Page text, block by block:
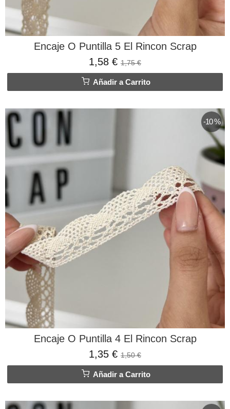
Encaje O Puntilla 5 El Rincon Scrap
1,58 € 1,75 €
Añadir a Carrito
-10 %
Encaje O Puntilla 4 El Rincon Scrap
1,35 € 1,50 €
Añadir a Carrito